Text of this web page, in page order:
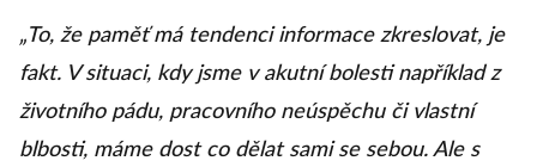
„To, že paměť má tendenci informace zkreslovat, je
fakt. V situaci, kdy jsme v akutní bolesti například z
životního pádu, pracovního neúspěchu či vlastní
blbosti, máme dost co dělat sami se sebou. Ale s